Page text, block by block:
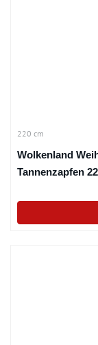
220 cm
Wolkenland
Tannenzapfen